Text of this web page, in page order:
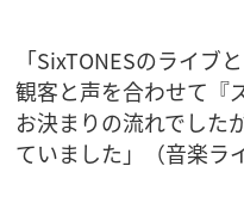
「SixTONESのライブ
観客と声を合わせて『
お決まりの流れでした
ていました」（音楽ラ